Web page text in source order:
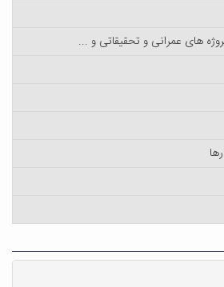
های عمرانی و تحقیقاتی و ...